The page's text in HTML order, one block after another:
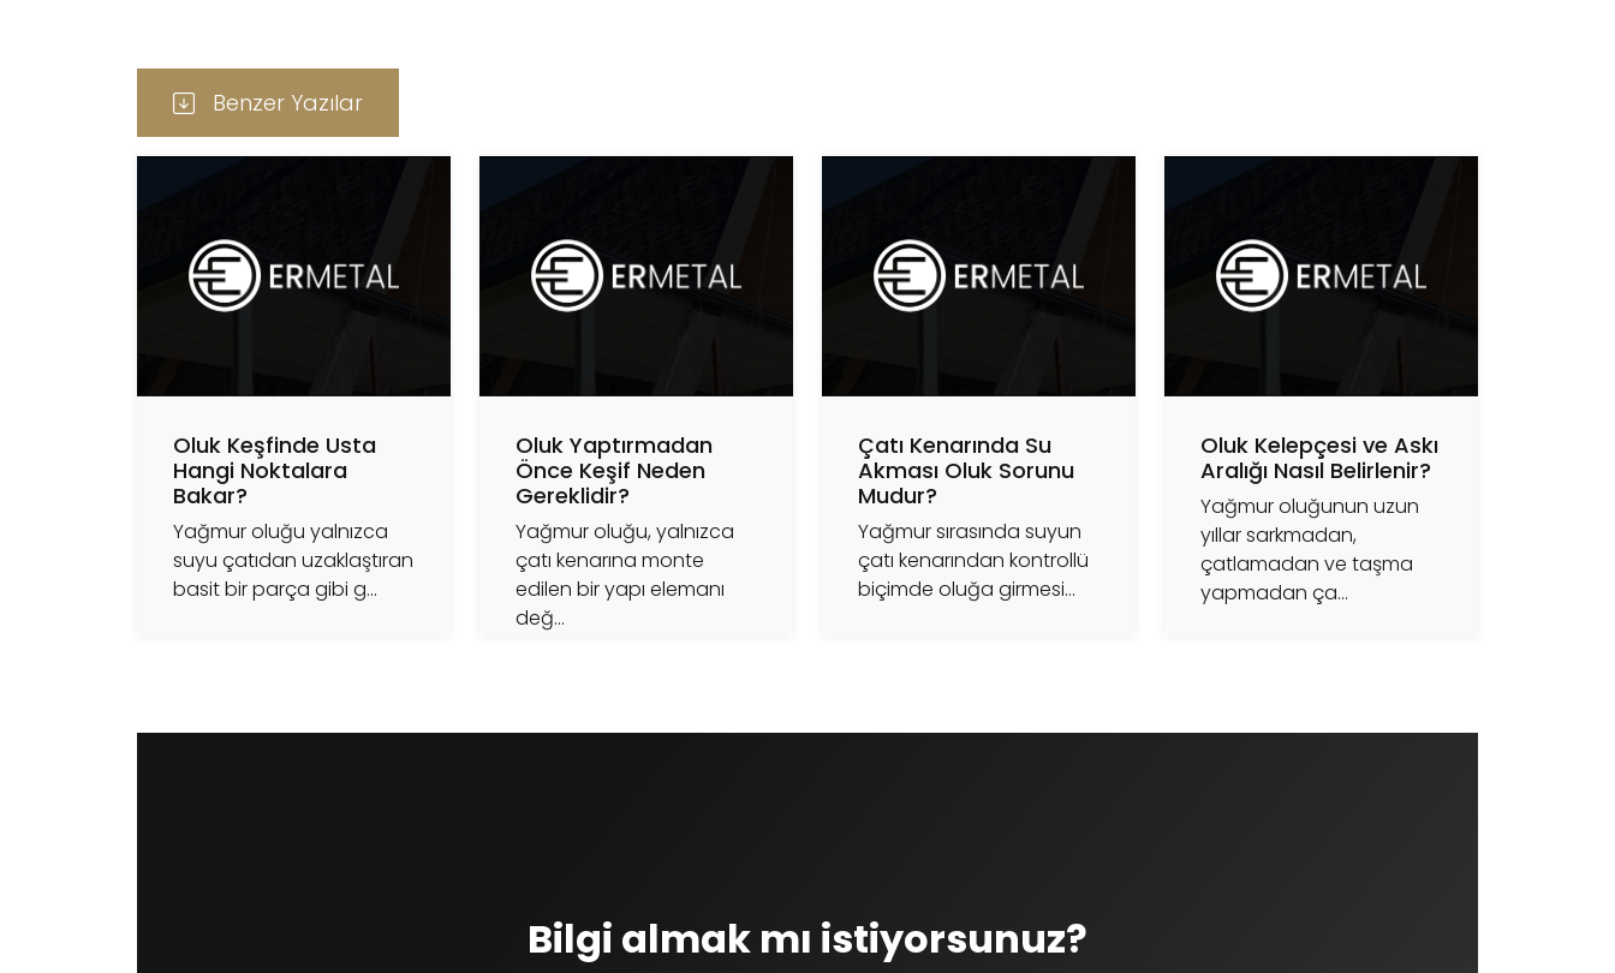
Benzer Yazılar
Oluk Keşfinde Usta
Hangi Noktalara
Bakar?
Yağmur oluğu yalnızca
suyu çatıdan uzaklaştıran
basit bir parça gibi g...
Oluk Yaptırmadan
Önce Keşif Neden
Gereklidir?
Yağmur oluğu, yalnızca
çatı kenarına monte
edilen bir yapı elemanı
değ...
Çatı Kenarında Su
Akması Oluk Sorunu
Mudur?
Yağmur sırasında suyun
çatı kenarından kontrollü
biçimde oluğa girmesi...
Oluk Kelepçesi ve Askı
Aralığı Nasıl Belirlenir?
Yağmur oluğunun uzun
yıllar sarkmadan,
çatlamadan ve taşma
yapmadan ça...
Bilgi almak mı istiyorsunuz?